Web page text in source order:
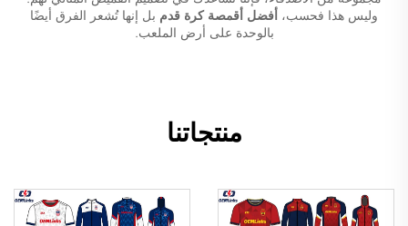
وليس هذا فحسب، أفضل أقمصة كرة قدم بل إنها تُشعر الفرق أيضًا
بالوحدة على أرض الملعب.
منتجاتنا